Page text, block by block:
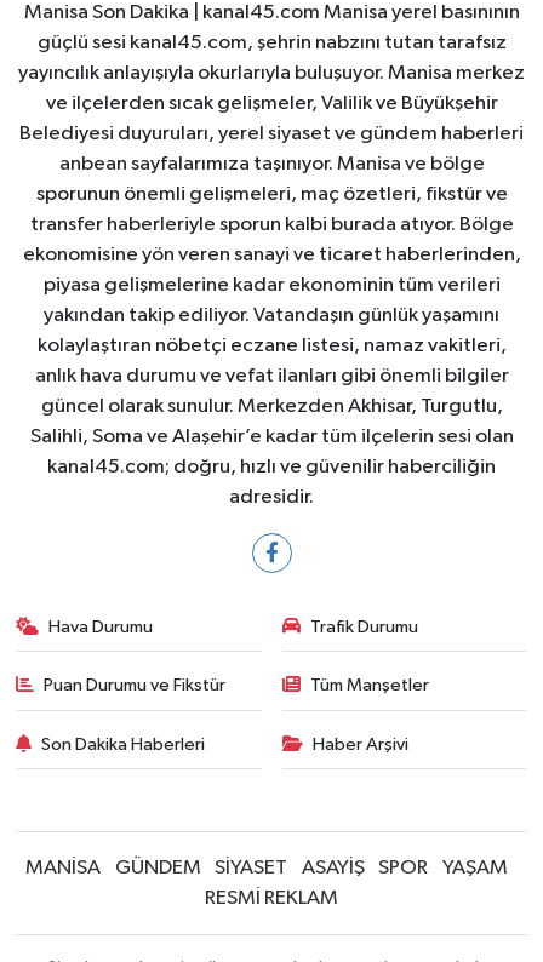
Manisa Son Dakika | kanal45.com Manisa yerel basınının
güçlü sesi kanal45.com, şehrin nabzını tutan tarafsız
yayıncılık anlayışıyla okurlarıyla buluşuyor. Manisa merkez
ve ilçelerden sıcak gelişmeler, Valilik ve Büyükşehir
Belediyesi duyuruları, yerel siyaset ve gündem haberleri
anbean sayfalarımıza taşınıyor. Manisa ve bölge
sporunun önemli gelişmeleri, maç özetleri, fikstür ve
transfer haberleriyle sporun kalbi burada atıyor. Bölge
ekonomisine yön veren sanayi ve ticaret haberlerinden,
piyasa gelişmelerine kadar ekonominin tüm verileri
yakından takip ediliyor. Vatandaşın günlük yaşamını
kolaylaştıran nöbetçi eczane listesi, namaz vakitleri,
anlık hava durumu ve vefat ilanları gibi önemli bilgiler
güncel olarak sunulur. Merkezden Akhisar, Turgutlu,
Salihli, Soma ve Alaşehir’e kadar tüm ilçelerin sesi olan
kanal45.com; doğru, hızlı ve güvenilir haberciliğin
adresidir.
Hava Durumu Trafik Durumu
Puan Durumu ve Fikstür Tüm Manşetler
Son Dakika Haberleri Haber Arşivi
MANİSA GÜNDEM SİYASET ASAYİŞ SPOR
YAŞAM
RESMİ REKLAM